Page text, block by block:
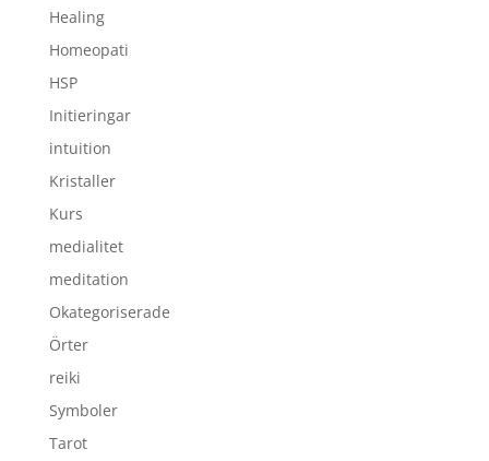
Healing
Homeopati
HSP
Initieringar
intuition
Kristaller
Kurs
medialitet
meditation
Okategoriserade
Örter
reiki
Symboler
Tarot